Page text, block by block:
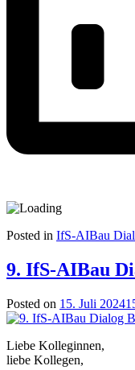
Posted in IfS-AIBau
9. IfS-AIBau
Posted on 15. Juli 2024
Liebe Kolleginnen,
liebe Kollegen,